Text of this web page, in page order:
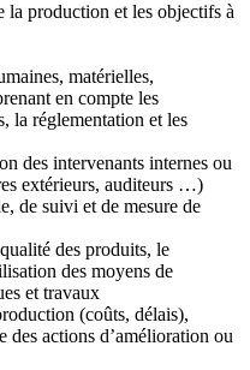
la production et les objectifs à
matérielles,
en compte les
la réglementation et les
des intervenants internes ou
extérieurs, auditeurs …)
de suivi et de mesure de
des produits, le
des moyens de
et travaux
(coûts, délais),
actions d’amélioration ou